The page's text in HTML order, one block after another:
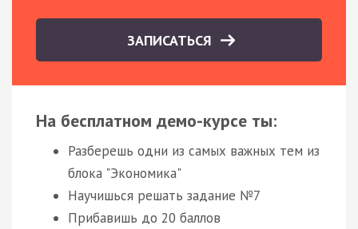
ЗАПИСАТЬСЯ
На бесплатном демо-курсе ты:
Разберешь одни из самых важных тем из
блока "Экономика"
Научишься решать задание №7
Прибавишь до 20 баллов